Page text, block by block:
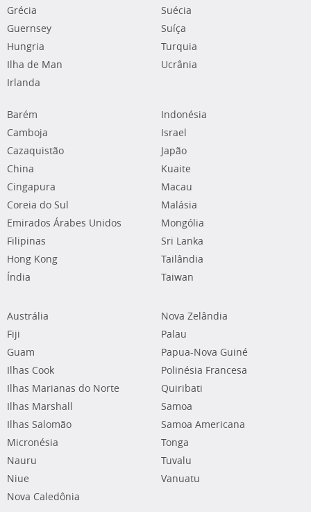
Grécia
Guernsey
Hungria
Ilha de Man
Irlanda
Suécia
Suíça
Turquia
Ucrânia
Barém
Camboja
Cazaquistão
China
Cingapura
Coreia do Sul
Emirados Árabes Unidos
Filipinas
Hong Kong
Índia
Indonésia
Israel
Japão
Kuaite
Macau
Malásia
Mongólia
Sri Lanka
Tailândia
Taiwan
Austrália
Fiji
Guam
Ilhas Cook
Ilhas Marianas do Norte
Ilhas Marshall
Ilhas Salomão
Micronésia
Nauru
Niue
Nova Caledônia
Nova Zelândia
Palau
Papua-Nova Guiné
Polinésia Francesa
Quiribati
Samoa
Samoa Americana
Tonga
Tuvalu
Vanuatu